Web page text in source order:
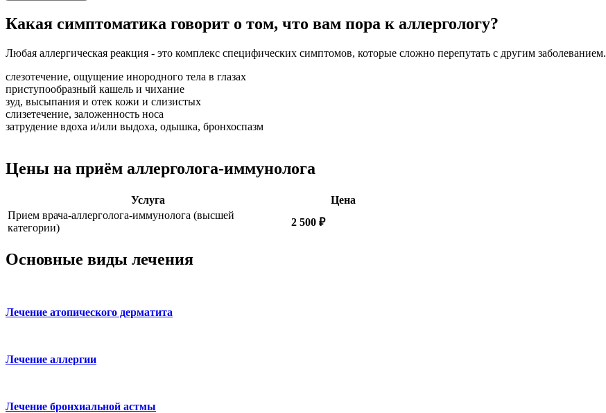
Какая симптоматика говорит о том, что вам пора к аллергологу?
Любая аллергическая реакция - это комплекс специфических симптомов, которые сложно перепутать с другим заболеванием.
слезотечение, ощущение инородного тела в глазах
приступообразный кашель и чихание
зуд, высыпания и отек кожи и слизистых
слизетечение, заложенность носа
затрудение вдоха и/или выдоха, одышка, бронхоспазм
Цены на приём аллерголога-иммунолога
Услуга
Цена
Прием врача-аллерголога-иммунолога (высшей
категории)
2 500 ₽
Основные виды лечения
Лечение атопического дерматита
Лечение аллергии
Лечение бронхиальной астмы